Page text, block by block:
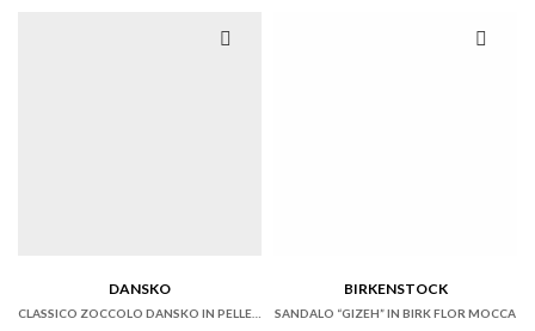
DANSKO
CLASSICO ZOCCOLO DANSKO IN PELLE ANTIQUE BROWN
BIRKENSTOCK
SANDALO “GIZEH” IN BIRK FLOR MOCCA